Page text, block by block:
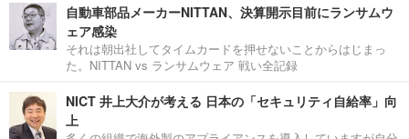
自動車部品メーカーNITTAN、決算開示目前にランサムウ
ェア感染
それは朝出社してタイムカードを押せないことからはじまっ
た。NITTAN vs ランサムウェア 戦い全記録
NICT 井上大介が考える 日本の「セキュリティ自給率」向
上